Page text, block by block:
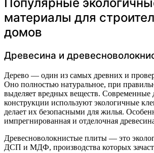
Популярные
материалы для
домов
Древесина и
Дерево — один из самых древних и
Оно полностью натуральное, при
выделяет вредных веществ. Современные
конструкции используют экологичные
делает их безопасными для жилья.
импрегнированная и отделочная
Древесноволокнистые плиты — это
ДСП и МДФ, производства которых